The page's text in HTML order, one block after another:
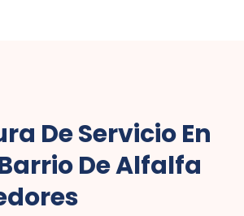
De Servicio En
De Alfalfa